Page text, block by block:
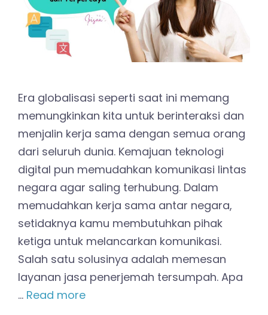
Era globalisasi seperti saat ini memang
memungkinkan kita untuk berinteraksi dan
menjalin kerja sama dengan semua orang
dari seluruh dunia. Kemajuan teknologi
digital pun memudahkan komunikasi lintas
negara agar saling terhubung. Dalam
memudahkan kerja sama antar negara,
setidaknya kamu membutuhkan pihak
ketiga untuk melancarkan komunikasi.
Salah satu solusinya adalah memesan
layanan jasa penerjemah tersumpah. Apa
… Read more